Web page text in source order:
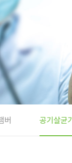
버 공기살균기